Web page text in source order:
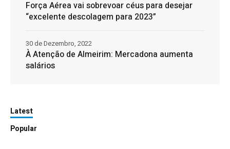
Força Aérea vai sobrevoar céus para desejar
“excelente descolagem para 2023”
À Atenção de Almeirim: Mercadona aumenta
salários
30 de Dezembro, 2022
Latest
Popular